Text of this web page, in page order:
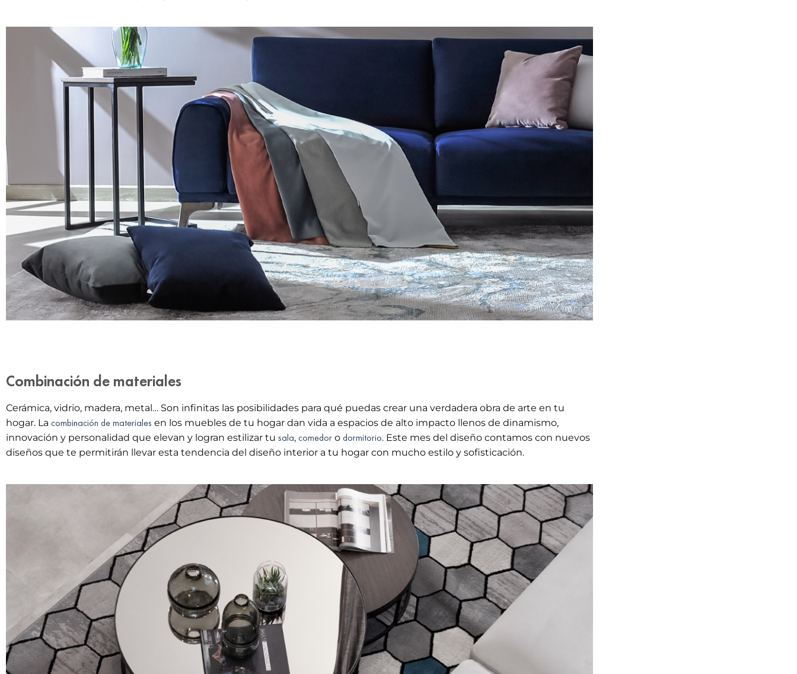
Combinación de materiales
Cerámica, vidrio, madera, metal… Son infinitas las posibilidades para qué puedas crear una verdadera obra de arte en tu
hogar. La combinación de materiales en los muebles de tu hogar dan vida a espacios de alto impacto llenos de dinamismo,
innovación y personalidad que elevan y logran estilizar tu sala, comedor o dormitorio. Este mes del diseño contamos con nuevos
diseños que te permitirán llevar esta tendencia del diseño interior a tu hogar con mucho estilo y sofisticación.